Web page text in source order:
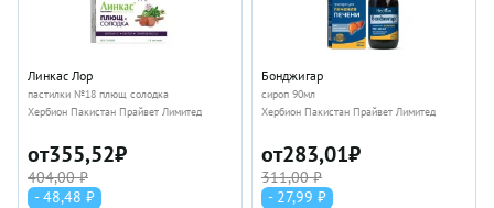
Линкас Лор
пастилки №18 плющ солодка
Хербион Пакистан Прайвет Лимитед
от355,52₽
404,00 ₽
- 48,48 ₽
Бонджигар
сироп 90мл
Хербион Пакистан Прайвет Лимитед
от283,01₽
311,00 ₽
- 27,99 ₽